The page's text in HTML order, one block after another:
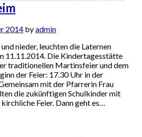
2014 byadmin
nieder, leuchten die Laternen
11.11.2014. Die Kindertagesstätte
traditionellen Martinsfeier und dem
der Feier: 17.30 Uhr in der
mit der Pfarrerin Frau
die zukünftigen Schulkinder mit
Feier. Dann geht es…